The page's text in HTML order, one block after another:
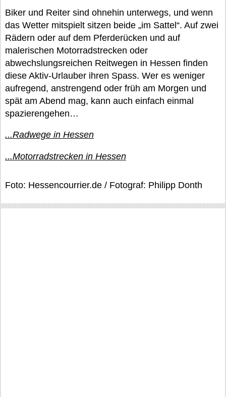
Biker und Reiter sind ohnehin unterwegs, und wenn
das Wetter mitspielt sitzen beide „im Sattel“. Auf zwei
Rädern oder auf dem Pferderücken und auf
malerischen Motorradstrecken oder
abwechslungsreichen Reitwegen in Hessen finden
diese Aktiv-Urlauber ihren Spass. Wer es weniger
aufregend, anstrengend oder früh am Morgen und
spät am Abend mag, kann auch einfach einmal
spazierengehen…
...Radwege in Hessen
...Motorradstrecken in Hessen
Foto: Hessencourrier.de / Fotograf: Philipp Donth